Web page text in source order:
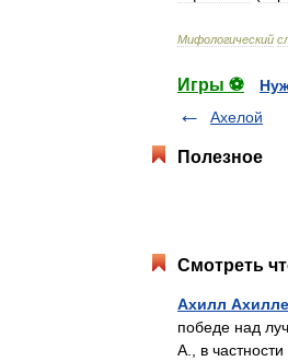
Мифологический
Игры ⚽
Ахелой
Полезное
Смотреть
Ахилл
победе над
А., в